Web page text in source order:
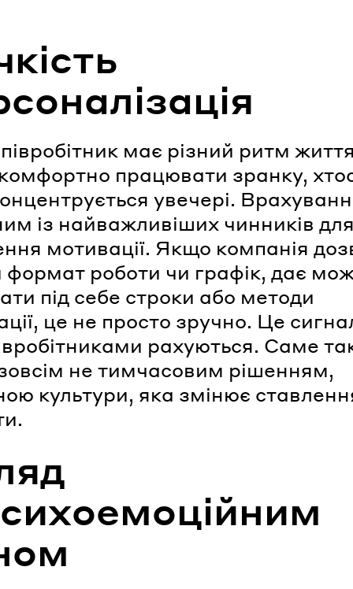
має різний ритм
працювати зранку,
увечері.
із найважливіших чинників
мотивації. Якщо компанія
роботи чи графік, дає
під себе строки або методи
це не просто зручно. Це
рахуються. Саме
зовсім не тимчасовим рішенням,
культури, яка змінює